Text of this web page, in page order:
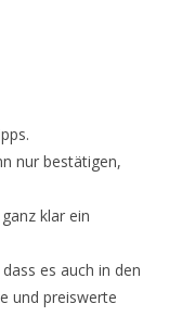
nur bestätigen,
klar ein
es auch in den
und preiswerte